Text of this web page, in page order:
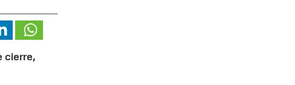
cierre,